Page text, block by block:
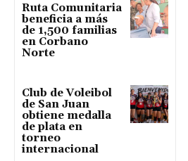
Ruta Comunitaria
beneficia a más
de 1,500 familias
en Corbano
Norte
Club de Voleibol
de San Juan
obtiene medalla
de plata en
torneo
internacional